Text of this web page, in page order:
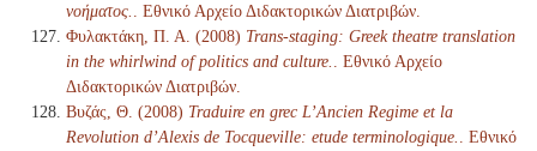
νοήματος.
. Εθνικό Αρχείο Διδακτορικών Διατριβών.
Φυλακτάκη, Π. Α. (2008) Trans-staging: Greek theatre translation
in the whirlwind of politics and culture.
. Εθνικό Αρχείο
Διδακτορικών Διατριβών.
Βυζάς, Θ. (2008) Traduire en grec L’Ancien Regime et la
Revolution d’Alexis de Tocqueville: etude terminologique.
. Εθνικό